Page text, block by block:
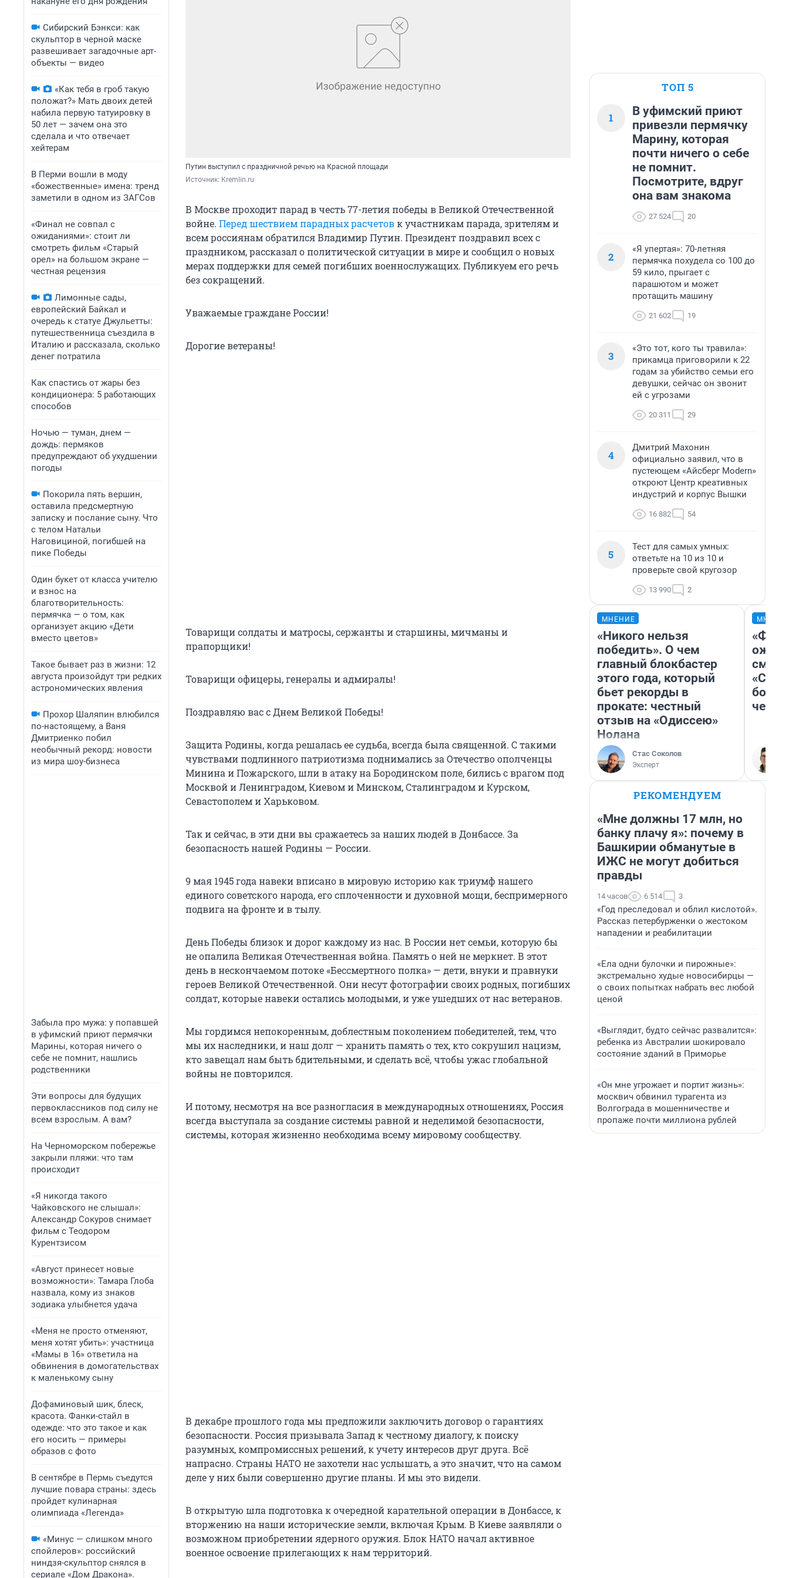
Сибирский Бэнкси: как
скульптор в черной маске
развешивает загадочные арт-
объекты — видео
«Как тебя в гроб такую
положат?» Мать двоих детей
набила первую татуировку в
50 лет — зачем она это
сделала и что отвечает
хейтерам
В Перми вошли в моду
«божественные» имена: тренд
заметили в одном из ЗАГСов
«Финал не совпал с
ожиданиями»: стоит ли
смотреть фильм «Старый
орел» на большом экране —
честная рецензия
Лимонные сады,
европейский Байкал и
очередь к статуе Джульетты:
путешественница съездила в
Италию и рассказала, сколько
денег потратила
Как спастись от жары без
кондиционера: 5 работающих
способов
Ночью — туман, днем —
дождь: пермяков
предупреждают об ухудшении
погоды
Покорила пять вершин,
оставила предсмертную
записку и послание сыну. Что
с телом Натальи
Наговициной, погибшей на
пике Победы
Один букет от класса учителю
и взнос на
благотворительность:
пермячка — о том, как
организует акцию «Дети
вместо цветов»
Такое бывает раз в жизни: 12
августа произойдут три редких
астрономических явления
Прохор Шаляпин влюбился
по-настоящему, а Ваня
Дмитриенко побил
необычный рекорд: новости
из мира шоу-бизнеса
Забыла про мужа: у попавшей
в уфимский приют пермячки
Марины, которая ничего о
себе не помнит, нашлись
родственники
Эти вопросы для будущих
первоклассников под силу не
всем взрослым. А вам?
На Черноморском побережье
закрыли пляжи: что там
происходит
«Я никогда такого
Чайковского не слышал»:
Александр Сокуров снимает
фильм с Теодором
Курентзисом
«Август принесет новые
возможности»: Тамара Глоба
назвала, кому из знаков
зодиака улыбнется удача
«Меня не просто отменяют,
меня хотят убить»: участница
«Мамы в 16» ответила на
обвинения в домогательствах
к маленькому сыну
Дофаминовый шик, блеск,
красота. Фанки-стайл в
одежде: что это такое и как
его носить — примеры
образов с фото
В сентябре в Пермь съедутся
лучшие повара страны: здесь
пройдет кулинарная
олимпиада «Легенда»
«Минус — слишком много
спойлеров»: российский
ниндзя-скульптор снялся в
сериале «Дом Дракона».
Путин выступил с праздничной речью на Красной площади
Источник: Kremlin.ru
В Москве проходит парад в честь 77-летия победы в Великой Отечественной
войне. Перед шествием парадных расчетовк участникам парада, зрителям и
всем россиянам обратился Владимир Путин. Президент поздравил всех с
праздником, рассказал о политической ситуации в мире и сообщил о новых
мерах поддержки для семей погибших военнослужащих. Публикуем его речь
без сокращений.
Уважаемые граждане России!
Дорогие ветераны!
Товарищи солдаты и матросы, сержанты и старшины, мичманы и
прапорщики!
Товарищи офицеры, генералы и адмиралы!
Поздравляю вас с Днем Великой Победы!
Защита Родины, когда решалась ее судьба, всегда была священной. С такими
чувствами подлинного патриотизма поднимались за Отечество ополченцы
Минина и Пожарского, шли в атаку на Бородинском поле, бились с врагом под
Москвой и Ленинградом, Киевом и Минском, Сталинградом и Курском,
Севастополем и Харьковом.
Так и сейчас, в эти дни вы сражаетесь за наших людей в Донбассе. За
безопасность нашей Родины — России.
9 мая 1945 года навеки вписано в мировую историю как триумф нашего
единого советского народа, его сплоченности и духовной мощи, беспримерного
подвига на фронте и в тылу.
День Победы близок и дорог каждому из нас. В России нет семьи, которую бы
не опалила Великая Отечественная война. Память о ней не меркнет. В этот
день в нескончаемом потоке «Бессмертного полка» — дети, внуки и правнуки
героев Великой Отечественной. Они несут фотографии своих родных, погибших
солдат, которые навеки остались молодыми, и уже ушедших от нас ветеранов.
Мы гордимся непокоренным, доблестным поколением победителей, тем, что
мы их наследники, и наш долг — хранить память о тех, кто сокрушил нацизм,
кто завещал нам быть бдительными, и сделать всё, чтобы ужас глобальной
войны не повторился.
И потому, несмотря на все разногласия в международных отношениях, Россия
всегда выступала за создание системы равной и неделимой безопасности,
системы, которая жизненно необходима всему мировому сообществу.
В декабре прошлого года мы предложили заключить договор о гарантиях
безопасности. Россия призывала Запад к честному диалогу, к поиску
разумных, компромиссных решений, к учету интересов друг друга. Всё
напрасно. Страны НАТО не захотели нас услышать, а это значит, что на самом
деле у них были совершенно другие планы. И мы это видели.
В открытую шла подготовка к очередной карательной операции в Донбассе, к
вторжению на наши исторические земли, включая Крым. В Киеве заявляли о
возможном приобретении ядерного оружия. Блок НАТО начал активное
военное освоение прилегающих к нам территорий.
ТОП 5
1
В уфимский приют
привезли пермячку
Марину, которая
почти ничего о себе
не помнит.
Посмотрите, вдруг
она вам знакома
27 524 20
2
«Я упертая»: 70-летняя
пермячка похудела со 100 до
59 кило, прыгает с
парашютом и может
протащить машину
21 602 19
3
«Это тот, кого ты травила»:
прикамца приговорили к 22
годам за убийство семьи его
девушки, сейчас он звонит
ей с угрозами
20 311 29
4
Дмитрий Махонин
официально заявил, что в
пустеющем «Айсберг Modern»
откроют Центр креативных
индустрий и корпус Вышки
16 882 54
5
Тест для самых умных:
ответьте на 10 из 10 и
проверьте свой кругозор
13 990 2
МНЕНИЕ
«Никого нельзя
победить». О чем
главный блокбастер
этого года, который
бьет рекорды в
прокате: честный
отзыв на «Одиссею»
Нолана
Стас Соколов
Эксперт
РЕКОМЕНДУЕМ
«Мне должны 17 млн, но
банку плачу я»: почему в
Башкирии обманутые в
ИЖС не могут добиться
правды
14 часов 6 514 3
«Год преследовал и облил кислотой».
Рассказ петербурженки о жестоком
нападении и реабилитации
«Ела одни булочки и пирожные»:
экстремально худые новосибирцы —
о своих попытках набрать вес любой
ценой
«Выглядит, будто сейчас развалится»:
ребенка из Австралии шокировало
состояние зданий в Приморье
«Он мне угрожает и портит жизнь»:
москвич обвинил турагента из
Волгограда в мошенничестве и
пропаже почти миллиона рублей